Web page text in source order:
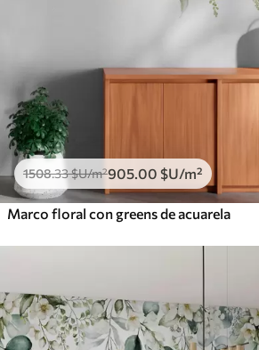
1508.33$U/m²905 .00 $U/m²
Marco floral con greens de acuarela